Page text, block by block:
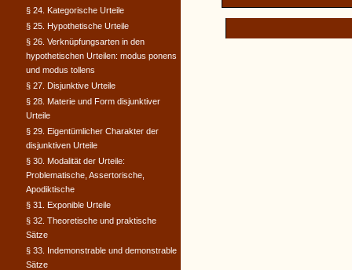
§ 24. Kategorische Urteile
§ 25. Hypothetische Urteile
§ 26. Verknüpfungsarten in den
hypothetischen Urteilen: modus ponens
und modus tollens
§ 27. Disjunktive Urteile
§ 28. Materie und Form disjunktiver
Urteile
§ 29. Eigentümlicher Charakter der
disjunktiven Urteile
§ 30. Modalität der Urteile:
Problematische, Assertorische,
Apodiktische
§ 31. Exponible Urteile
§ 32. Theoretische und praktische
Sätze
§ 33. Indemonstrable und demonstrable
Sätze